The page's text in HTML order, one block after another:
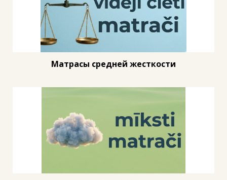
Матрасы средней жесткости